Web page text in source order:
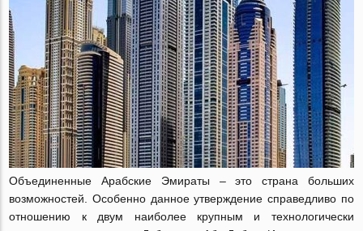
Объединенные Арабские Эмираты – это страна больших
возможностей. Особенно данное утверждение справедливо по
отношению к двум наиболее крупным и технологически